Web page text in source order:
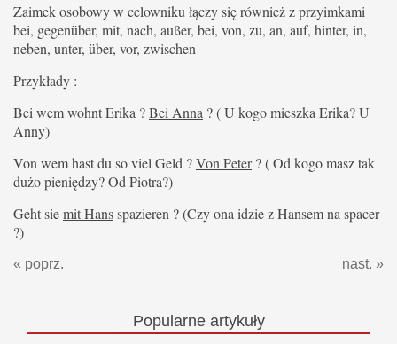
Zaimek osobowy w celowniku łączy się również z przyimkami
bei, gegenüber, mit, nach, außer, bei, von, zu, an, auf, hinter, in,
neben, unter, über, vor, zwischen
Przykłady :
Bei wem wohnt Erika ?Bei Anna ? ( U kogo mieszka Erika? U
Anny)
Von wem hast du so viel Geld ?Von Peter? ( Od kogo masz tak
dużo pieniędzy? Od Piotra?)
Geht siemit Hansspazieren ? (Czy ona idzie z Hansem na spacer
?)
« poprz. nast. »
Popularneartykuły